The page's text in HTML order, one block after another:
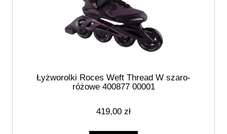
Łyżworolki Roces Weft Thread W szaro-
różowe 400877 00001
419,00 zł